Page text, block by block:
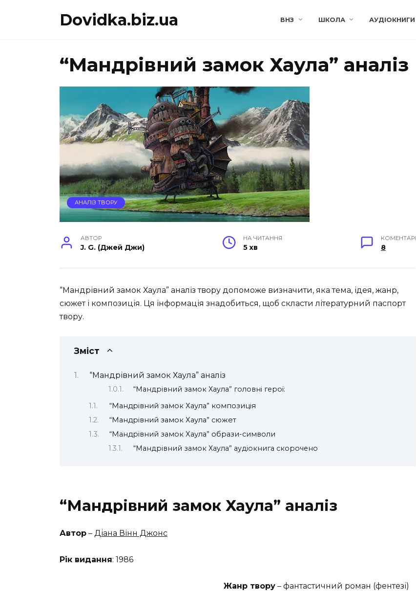
Dovidka.biz.ua ВНЗ ШКОЛА АУДІОКНИГИ
“Мандрівний замок Хаула” аналіз
АНАЛІЗ ТВОРУ
АВТОР
J. G. (Джей Джи)
НА ЧИТАННЯ
5 хв
КОМЕНТАРІ
8
“Мандрівний замок Хаула” аналіз твору допоможе визначити, яка тема, ідея, жанр,
сюжет і композиція. Ця інформація знадобиться, щоб скласти літературний паспорт
твору.
Зміст
“Мандрівний замок Хаула” аналіз
“Мандрівний замок Хаула” головні герої:
“Мандрівний замок Хаула” композиція
“Мандрівний замок Хаула” сюжет
“Мандрівний замок Хаула” образи-символи
“Мандрівний замок Хаула” аудіокнига скорочено
“Мандрівний замок Хаула” аналіз
Автор – Діана Вінн Джонс
Рік видання: 1986
Жанр твору – фантастичний роман (фентезі)